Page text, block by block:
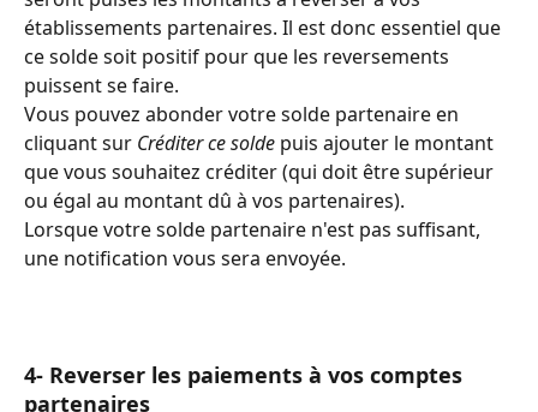
établissements partenaires. Il est donc essentiel que
ce solde soit positif pour que les reversements
puissent se faire.
Vous pouvez abonder votre solde partenaire en
cliquant sur Créditer ce solde puis ajouter le montant
que vous souhaitez créditer (qui doit être supérieur
ou égal au montant dû à vos partenaires).
Lorsque votre solde partenaire n'est pas suffisant,
une notification vous sera envoyée.
4- Reverser les paiements à vos comptes
partenaires